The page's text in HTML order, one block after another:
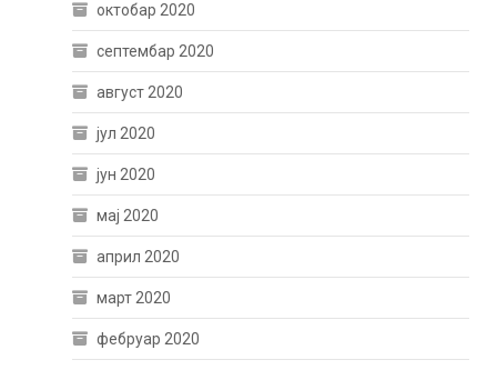
октобар 2020
септембар 2020
август 2020
јул 2020
јун 2020
мај 2020
април 2020
март 2020
фебруар 2020